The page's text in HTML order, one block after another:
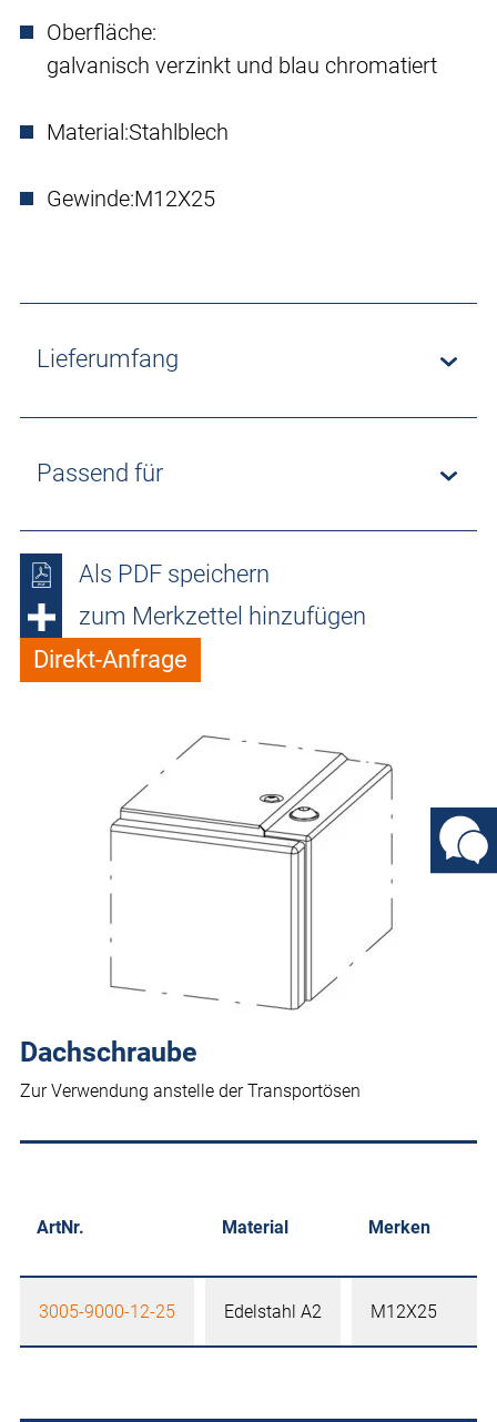
Oberfläche:
galvanisch verzinkt und blau chromatiert
Material:Stahlblech
Gewinde:M12X25
Lieferumfang
Passend für
Als PDF speichern
zum Merkzettel hinzufügen
Direkt-Anfrage
Dachschraube
Zur Verwendung anstelle der Transportösen
ArtNr. Material Merken
3005-9000-12-25 Edelstahl A2 M12X25